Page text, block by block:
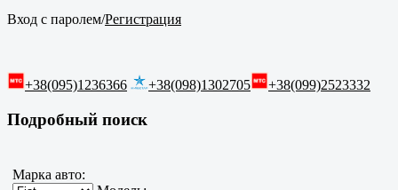
Вход с паролем/Регистрация
+38(095)1236366 +38(098)1302705 +38(099)2523332
Подробный поиск
Марка авто: